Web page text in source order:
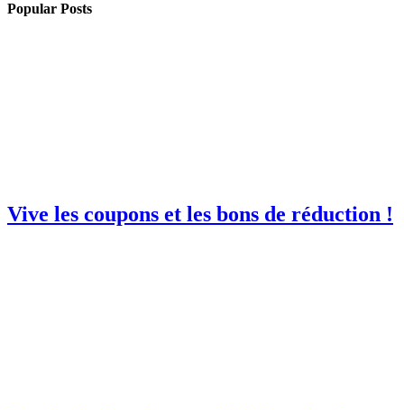
Popular Posts
Vive les coupons et les bons de réduction !